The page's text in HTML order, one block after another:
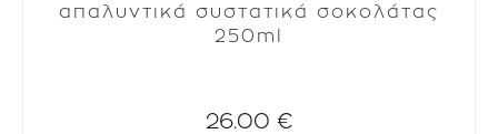
απαλυντικά συστατικά σοκολάτας
250ml
26.00 €